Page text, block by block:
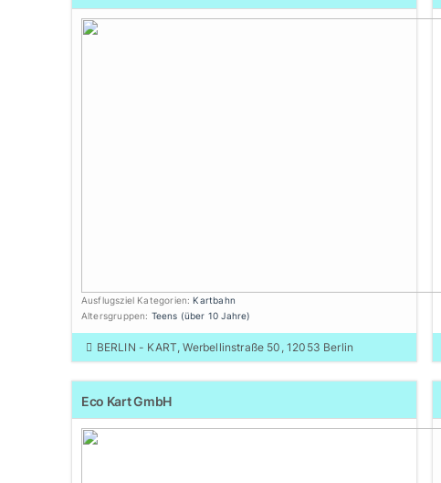
Ausflugsziel Kategorien:Kartbahn
Altersgruppen: Teens (über 10 Jahre)
BERLIN - KART, Werbellinstraße 50, 12053 Berlin
Eco Kart GmbH